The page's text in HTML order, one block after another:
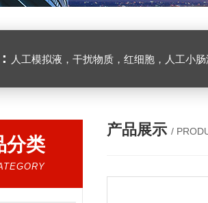
人工模拟液，干扰物质，红细胞，人工小
分类
产品展示 /